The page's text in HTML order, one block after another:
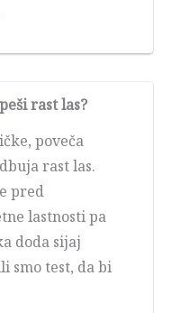
rast las?
poveča
rast las.
pred
lastnosti pa
doda sijaj
smo test, da bi